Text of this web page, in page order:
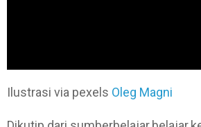
Ilustrasi via pexels Oleg Magni